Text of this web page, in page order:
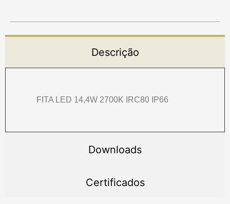
Descrição
Downloads
Certificados
FITA LED 14,4W 2700K IRC80 IP66